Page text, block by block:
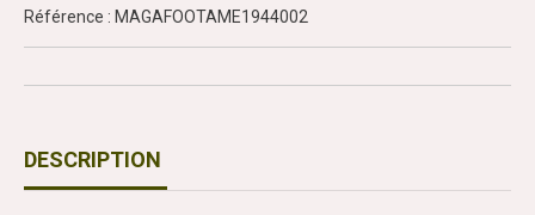
Référence : MAGAFOOTAME1944002
DESCRIPTION